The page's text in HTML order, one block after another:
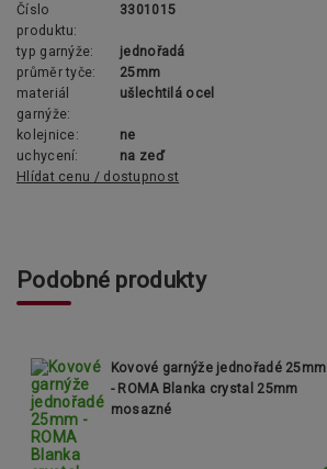
Číslo
produktu:
3301015
typ garnýže:
jednořadá
průměr tyče:
25mm
materiál
garnýže:
ušlechtilá ocel
kolejnice:
ne
uchycení:
na zeď
Hlídat cenu / dostupnost
Podobné produkty
Kovové garnýže jednořadé 25mm
- ROMA Blanka crystal 25mm
mosazné